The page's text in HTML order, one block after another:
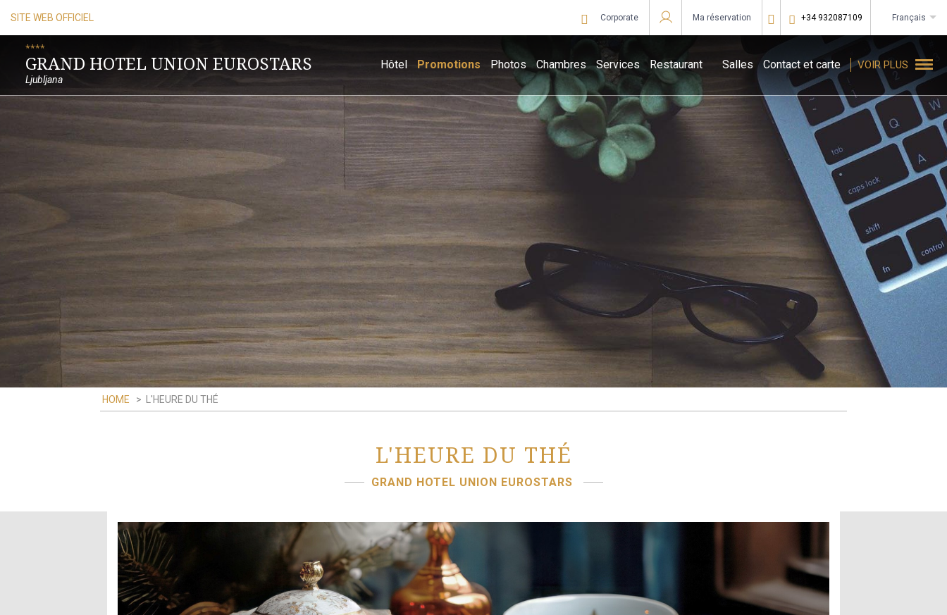
SITE WEB OFFICIEL
Corporate
Ma réservation +34 932087109 français
****
GRAND HOTEL UNION EUROSTARS
Ljubljana
Hôtel Promotions Photos Chambres Services Restaurant Salles Contact et carte VOIR PLUS
HOME > L'HEURE DU THÉ
L'HEURE DU THÉ
GRAND HOTEL UNION EUROSTARS